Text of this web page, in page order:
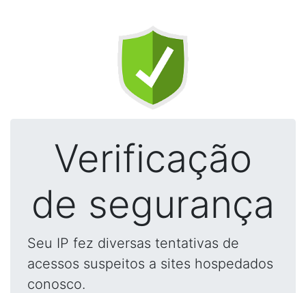
Verificação
de segurança
Seu IP fez diversas tentativas de
acessos suspeitos a sites hospedados
conosco.